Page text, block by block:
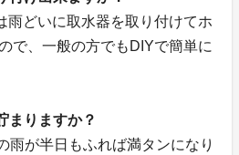
雨どいに取水器を取り付けてホ
で、一般の方でもDIYで簡単に
まりますか？
雨が半日もふれば満タンになり